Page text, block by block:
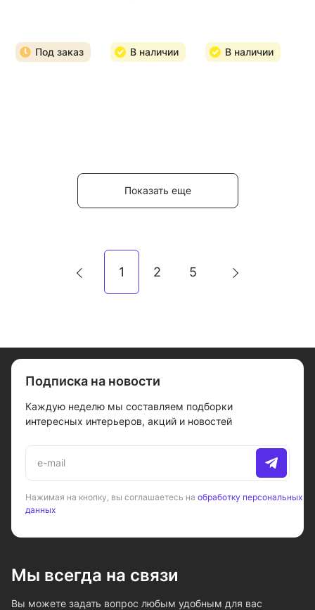
Под заказ В наличии В наличии
Показать еще
1 2 5
Подписка на новости
Каждую неделю мы составляем подборки
интересных интерьеров, акций и новостей
Нажимая на кнопку, вы соглашаетесь на обработку персональных
данных
Мы всегда на связи
Вы можете задать вопрос любым удобным для вас